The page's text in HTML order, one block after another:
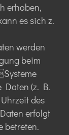
erhoben,
es sich z.
werden
beim
Daten (z. B.
des
erfolgt
betreten.